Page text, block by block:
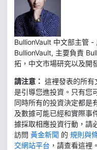
BullionVault 中文部主管
BullionVault, 主要負責
拓，中文市場研究以及開
請注意： 這裡發表的所有
是引導您進投資。只有您
同時所有的投資決定都是
及數據可能已經和實際事
據採取相應投資行動，請
訪問 黃金新聞 的 規則與
交網站平台 ，請查看這裡。